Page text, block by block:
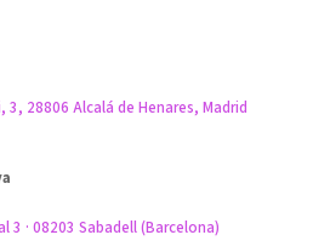
28806 Alcalá de Henares, Madrid
3 · 08203 Sabadell(Barcelona)